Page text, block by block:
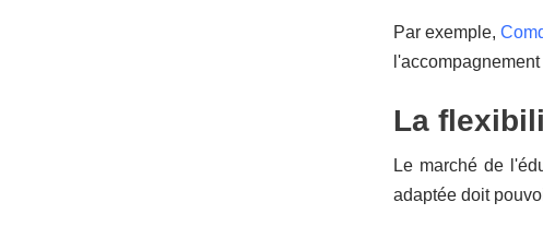
Par exemple,
La
Le marché de
adaptée doit